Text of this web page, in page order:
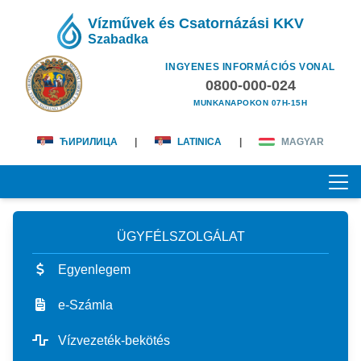
Vízművek és Csatornázási KKV
Szabadka
INGYENES INFORMÁCIÓS VONAL
0800-000-024
MUNKANAPOKON 07H-15H
ЋИРИЛИЦА LATINICA MAGYAR
KEZDŐOLDAL
RÓLUNK
magunkról
ÜGYFÉLSZOLGÁLAT
ÜGYFÉLSZOLGÁLAT
Egyenlegem
e-Számla
Vízvezeték-bekötés